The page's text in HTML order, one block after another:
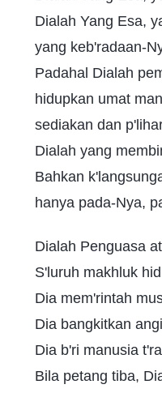
Dialah Yang Esa,
yang keb'radaan-
Padahal Dialah
hidupkan umat
sediakan dan
Dialah yang
Bahkan
hanya pada-Nya,
Dialah Penguasa
S'luruh makhluk
Dia mem'rintah
Dia bangkitkan
Dia b'ri manusia
Bila petang tiba,